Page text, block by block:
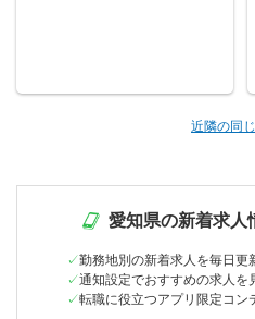
近隣の同
愛知県の新着求人
勤務地別の新着求人を毎日更
通知設定でおすすめの求人を
転職に役立つアプリ限定コン